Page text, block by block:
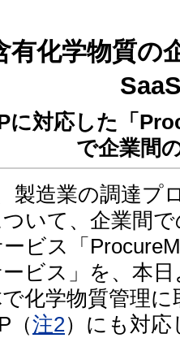
有化学物質の
に対応した「
で企業間
製造業の調達プ
いて、企業間
ビス「
ビス」を、本
化学物質管理
（注2）にも対